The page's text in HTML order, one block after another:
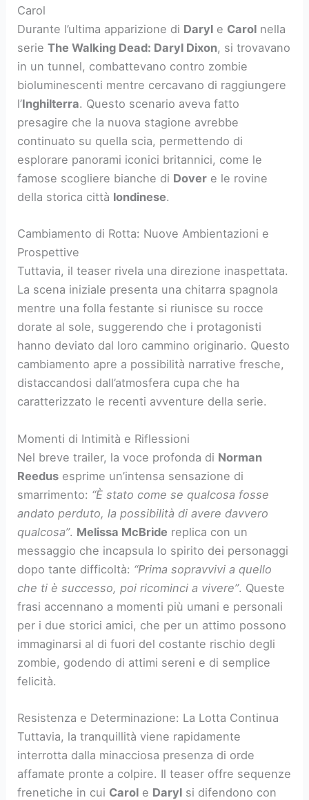
Carol
Durante l’ultima apparizione di Daryl e Carol nella
serieThe Walking Dead: Daryl Dixon, si trovavano
in un tunnel, combattevano contro zombie
bioluminescenti mentre cercavano di raggiungere
l’Inghilterra. Questo scenario aveva fatto
presagire che la nuova stagione avrebbe
continuato su quella scia, permettendo di
esplorare panorami iconici britannici, come le
famose scogliere bianche di Dover e le rovine
della storica città londinese.
Cambiamento di Rotta: Nuove Ambientazioni e
Prospettive
Tuttavia, il teaser rivela una direzione inaspettata.
La scena iniziale presenta una chitarra spagnola
mentre una folla festante si riunisce su rocce
dorate al sole, suggerendo che i protagonisti
hanno deviato dal loro cammino originario. Questo
cambiamento apre a possibilità narrative fresche,
distaccandosi dall’atmosfera cupa che ha
caratterizzato le recenti avventure della serie.
Momenti di Intimità e Riflessioni
Nel breve trailer, la voce profonda di Norman
Reedus esprime un’intensa sensazione di
smarrimento: “È stato come se qualcosa fosse
andato perduto, la possibilità di avere davvero
qualcosa”. Melissa McBride replica con un
messaggio che incapsula lo spirito dei personaggi
dopo tante difficoltà: “Prima sopravvivi a quello
che ti è successo, poi ricominci a vivere”. Queste
frasi accennano a momenti più umani e personali
per i due storici amici, che per un attimo possono
immaginarsi al di fuori del costante rischio degli
zombie, godendo di attimi sereni e di semplice
felicità.
Resistenza e Determinazione: La Lotta Continua
Tuttavia, la tranquillità viene rapidamente
interrotta dalla minacciosa presenza di orde
affamate pronte a colpire. Il teaser offre sequenze
frenetiche in cui Carol e Daryl si difendono con